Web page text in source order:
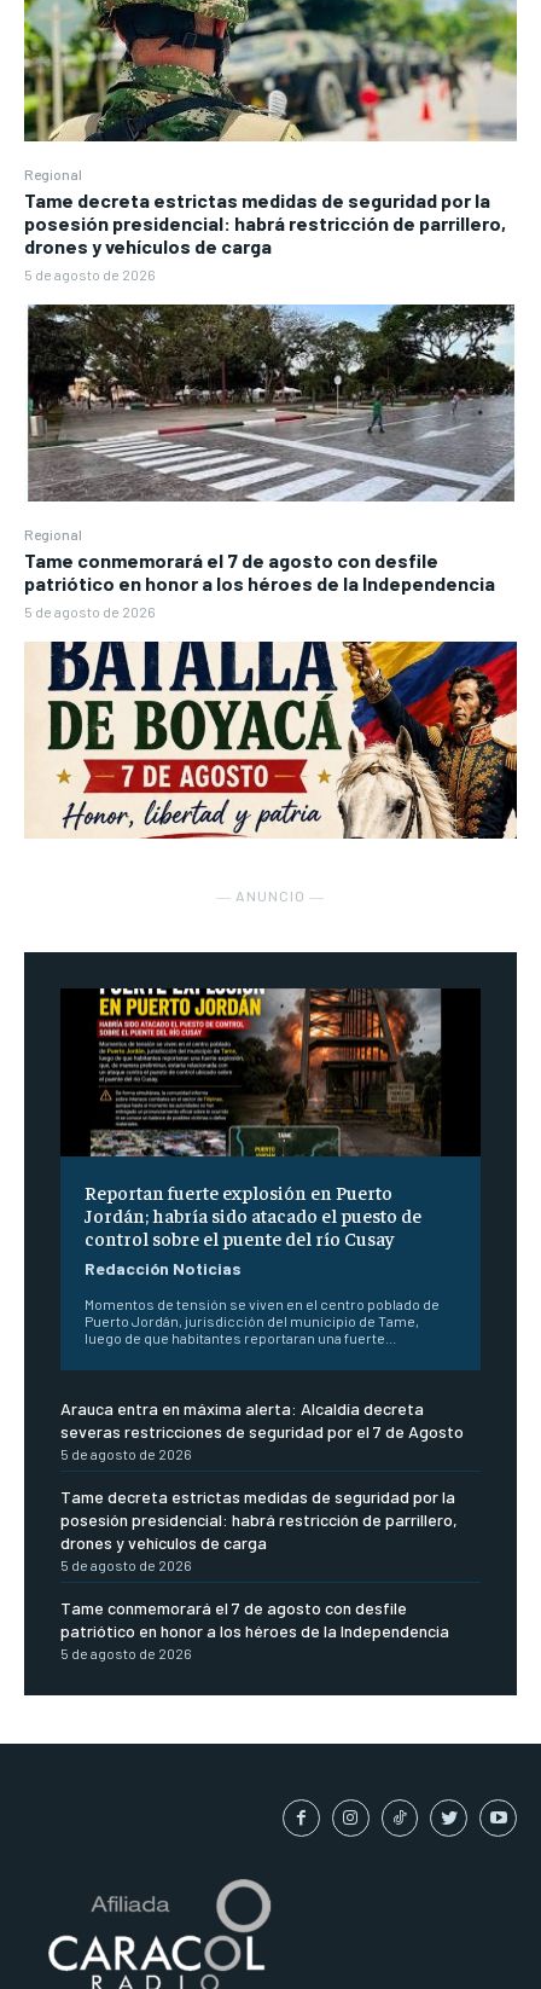
Regional
Tame decreta estrictas medidas de seguridad por la
posesión presidencial: habrá restricción de parrillero,
drones y vehículos de carga
5 de agosto de 2026
Regional
Tame conmemorará el 7 de agosto con desfile
patriótico en honor a los héroes de la Independencia
5 de agosto de 2026
― ANUNCIO ―
Reportan fuerte explosión en Puerto
Jordán; habría sido atacado el puesto de
control sobre el puente del río Cusay
Redacción Noticias
Momentos de tensión se viven en el centro poblado de
Puerto Jordán, jurisdicción del municipio de Tame,
luego de que habitantes reportaran una fuerte...
Arauca entra en máxima alerta: Alcaldía decreta
severas restricciones de seguridad por el 7 de Agosto
5 de agosto de 2026
Tame decreta estrictas medidas de seguridad por la
posesión presidencial: habrá restricción de parrillero,
drones y vehículos de carga
5 de agosto de 2026
Tame conmemorará el 7 de agosto con desfile
patriótico en honor a los héroes de la Independencia
5 de agosto de 2026